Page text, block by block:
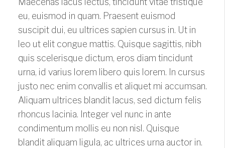
eu, euismod in quam. Praesent euismod
suscipit dui, eu ultrices sapien cursus in. Ut in
leo ut elit congue mattis. Quisque sagittis, nibh
quis scelerisque dictum, eros diam tincidunt
urna, id varius lorem libero quis lorem. In cursus
justo nec enim convallis et aliquet mi accumsan.
Aliquam ultrices blandit lacus, sed dictum felis
rhoncus lacinia. Integer vel nunc in ante
condimentum mollis eu non nisl. Quisque
blandit aliquam ligula, ac ultrices urna auctor in.